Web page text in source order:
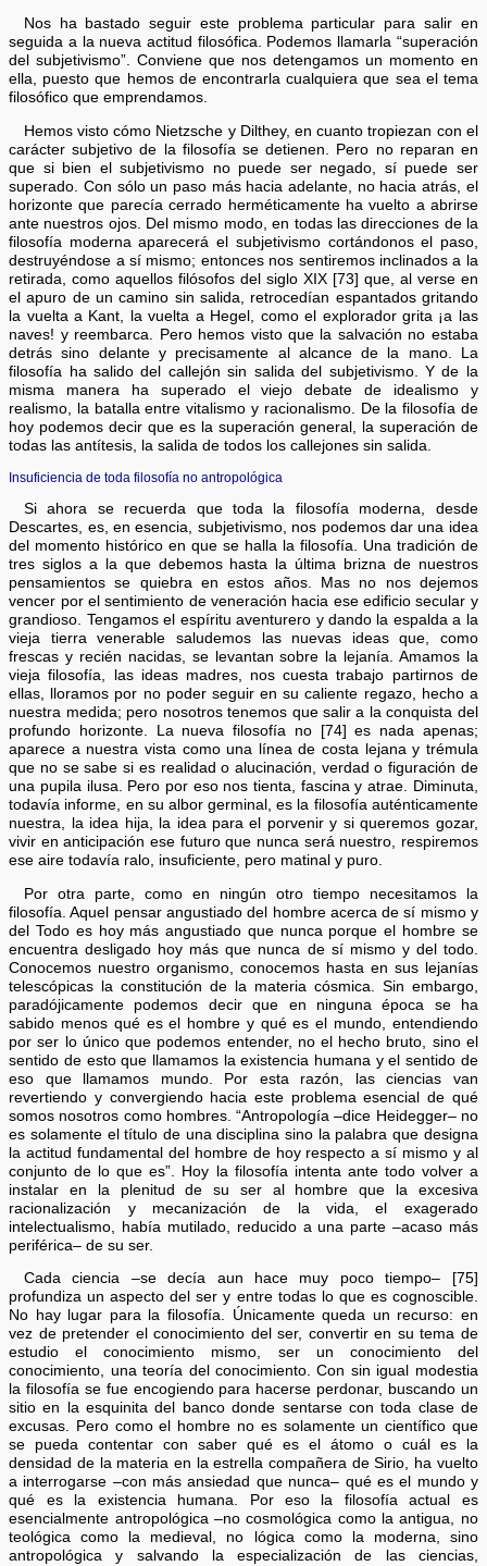
Nos ha bastado seguir este problema particular para salir en
seguida a la nueva actitud filosófica. Podemos llamarla “superación
del subjetivismo”. Conviene que nos detengamos un momento en
ella, puesto que hemos de encontrarla cualquiera que sea el tema
filosófico que emprendamos.
Hemos visto cómo Nietzsche y Dilthey, en cuanto tropiezan con el
carácter subjetivo de la filosofía se detienen. Pero no reparan en
que si bien el subjetivismo no puede ser negado, sí puede ser
superado. Con sólo un paso más hacia adelante, no hacia atrás, el
horizonte que parecía cerrado herméticamente ha vuelto a abrirse
ante nuestros ojos. Del mismo modo, en todas las direcciones de la
filosofía moderna aparecerá el subjetivismo cortándonos el paso,
destruyéndose a sí mismo; entonces nos sentiremos inclinados a la
retirada, como aquellos filósofos del siglo XIX [73] que, al verse en
el apuro de un camino sin salida, retrocedían espantados gritando
la vuelta a Kant, la vuelta a Hegel, como el explorador grita ¡a las
naves! y reembarca. Pero hemos visto que la salvación no estaba
detrás sino delante y precisamente al alcance de la mano. La
filosofía ha salido del callejón sin salida del subjetivismo. Y de la
misma manera ha superado el viejo debate de idealismo y
realismo, la batalla entre vitalismo y racionalismo. De la filosofía de
hoy podemos decir que es la superación general, la superación de
todas las antítesis, la salida de todos los callejones sin salida.
Insuficiencia de toda filosofía no antropológica
Si ahora se recuerda que toda la filosofía moderna, desde
Descartes, es, en esencia, subjetivismo, nos podemos dar una idea
del momento histórico en que se halla la filosofía. Una tradición de
tres siglos a la que debemos hasta la última brizna de nuestros
pensamientos se quiebra en estos años. Mas no nos dejemos
vencer por el sentimiento de veneración hacia ese edificio secular y
grandioso. Tengamos el espíritu aventurero y dando la espalda a la
vieja tierra venerable saludemos las nuevas ideas que, como
frescas y recién nacidas, se levantan sobre la lejanía. Amamos la
vieja filosofía, las ideas madres, nos cuesta trabajo partirnos de
ellas, lloramos por no poder seguir en su caliente regazo, hecho a
nuestra medida; pero nosotros tenemos que salir a la conquista del
profundo horizonte. La nueva filosofía no [74] es nada apenas;
aparece a nuestra vista como una línea de costa lejana y trémula
que no se sabe si es realidad o alucinación, verdad o figuración de
una pupila ilusa. Pero por eso nos tienta, fascina y atrae. Diminuta,
todavía informe, en su albor germinal, es la filosofía auténticamente
nuestra, la idea hija, la idea para el porvenir y si queremos gozar,
vivir en anticipación ese futuro que nunca será nuestro, respiremos
ese aire todavía ralo, insuficiente, pero matinal y puro.
Por otra parte, como en ningún otro tiempo necesitamos la
filosofía. Aquel pensar angustiado del hombre acerca de sí mismo y
del Todo es hoy más angustiado que nunca porque el hombre se
encuentra desligado hoy más que nunca de sí mismo y del todo.
Conocemos nuestro organismo, conocemos hasta en sus lejanías
telescópicas la constitución de la materia cósmica. Sin embargo,
paradójicamente podemos decir que en ninguna época se ha
sabido menos qué es el hombre y qué es el mundo, entendiendo
por ser lo único que podemos entender, no el hecho bruto, sino el
sentido de esto que llamamos la existencia humana y el sentido de
eso que llamamos mundo. Por esta razón, las ciencias van
revertiendo y convergiendo hacia este problema esencial de qué
somos nosotros como hombres. “Antropología –dice Heidegger– no
es solamente el título de una disciplina sino la palabra que designa
la actitud fundamental del hombre de hoy respecto a sí mismo y al
conjunto de lo que es”. Hoy la filosofía intenta ante todo volver a
instalar en la plenitud de su ser al hombre que la excesiva
racionalización y mecanización de la vida, el exagerado
intelectualismo, había mutilado, reducido a una parte –acaso más
periférica– de su ser.
Cada ciencia –se decía aun hace muy poco tiempo– [75]
profundiza un aspecto del ser y entre todas lo que es cognoscible.
No hay lugar para la filosofía. Únicamente queda un recurso: en
vez de pretender el conocimiento del ser, convertir en su tema de
estudio el conocimiento mismo, ser un conocimiento del
conocimiento, una teoría del conocimiento. Con sin igual modestia
la filosofía se fue encogiendo para hacerse perdonar, buscando un
sitio en la esquinita del banco donde sentarse con toda clase de
excusas. Pero como el hombre no es solamente un científico que
se pueda contentar con saber qué es el átomo o cuál es la
densidad de la materia en la estrella compañera de Sirio, ha vuelto
a interrogarse –con más ansiedad que nunca– qué es el mundo y
qué es la existencia humana. Por eso la filosofía actual es
esencialmente antropológica –no cosmológica como la antigua, no
teológica como la medieval, no lógica como la moderna, sino
antropológica y salvando la especialización de las ciencias,